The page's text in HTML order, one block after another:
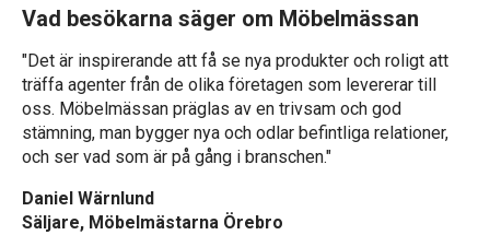
Vad besökarna säger om Möbelmässan
"Det är inspirerande att få se nya produkter och roligt att
träffa agenter från de olika företagen som levererar till
oss. Möbelmässan präglas av en trivsam och god
stämning, man bygger nya och odlar befintliga relationer,
och ser vad som är på gång i branschen."
Daniel Wärnlund
Säljare, Möbelmästarna Örebro